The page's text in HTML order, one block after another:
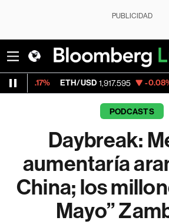
PUBLICIDAD
ETH/USD 1,917.595 -0.08% Visa
PODCASTS
Daybreak:
aumentaría
China; los
Mayo”